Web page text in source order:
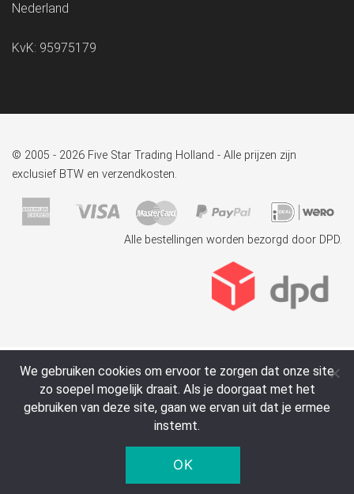
Nederland
KvK: 95975179
© 2005 - 2026 Five Star Trading Holland - Alle prijzen zijn
exclusief BTW en verzendkosten.
Alle bestellingen worden bezorgd door DPD.
We gebruiken cookies om ervoor te zorgen dat onze site
zo soepel mogelijk draait. Als je doorgaat met het
gebruiken van deze site, gaan we ervan uit dat je ermee
instemt.
OK